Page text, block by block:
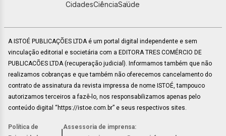
CidadesCiênciaSaúde
A ISTOÉ PUBLICAÇÕES LTDA é um portal digital independente e sem
vinculação editorial e societária com a EDITORA TRES COMÉRCIO DE
PUBLICACÕES LTDA (recuperação judicial). Informamos também que não
realizamos cobranças e que também não oferecemos cancelamento do
contrato de assinatura da revista impressa de nome ISTOÉ, tampouco
autorizamos terceiros a fazê-lo, nos responsabilizamos apenas pelo
conteúdo digital “https://istoe.com.br” e seus respectivos sites.
Política de
Assessoria de imprensa: